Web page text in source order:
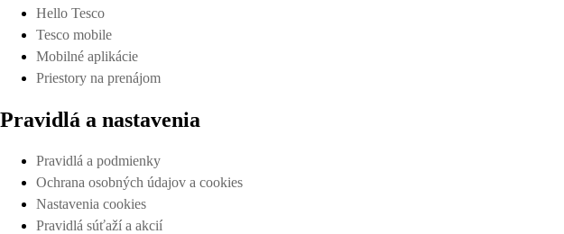
Hello Tesco
Tesco mobile
Mobilné aplikácie
Priestory na prenájom
Pravidlá a nastavenia
Pravidlá a podmienky
Ochrana osobných údajov a cookies
Nastavenia cookies
Pravidlá súťaží a akcií